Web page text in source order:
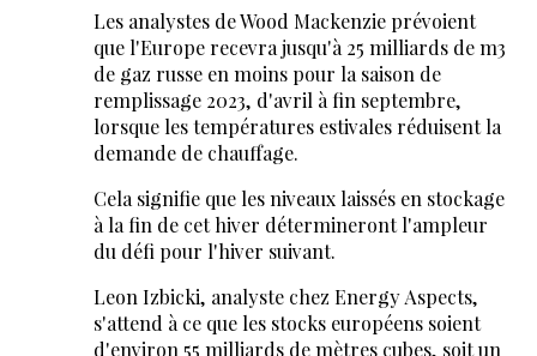
Les analystes de Wood Mackenzie prévoient
que l'Europe recevra jusqu'à 25 milliards de m3
de gaz russe en moins pour la saison de
remplissage 2023, d'avril à fin septembre,
lorsque les températures estivales réduisent la
demande de chauffage.
Cela signifie que les niveaux laissés en stockage
à la fin de cet hiver détermineront l'ampleur
du défi pour l'hiver suivant.
Leon Izbicki, analyste chez Energy Aspects,
s'attend à ce que les stocks européens soient
d'environ 55 milliards de mètres cubes, soit un